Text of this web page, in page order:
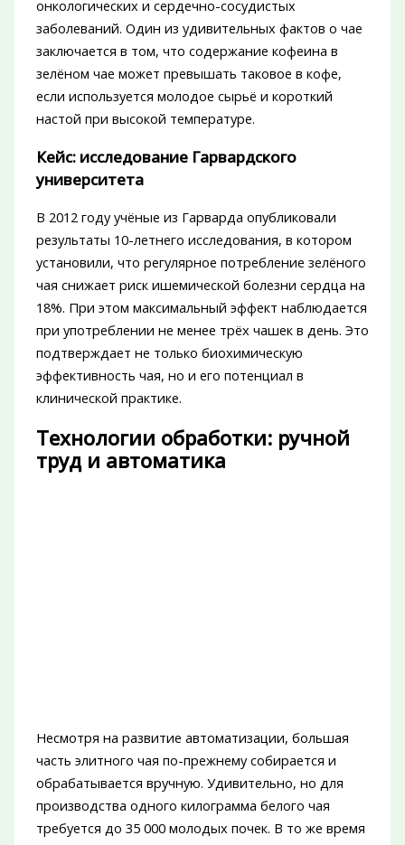
онкологических и сердечно-сосудистых
заболеваний. Один из удивительных фактов о чае
заключается в том, что содержание кофеина в
зелёном чае может превышать таковое в кофе,
если используется молодое сырьё и короткий
настой при высокой температуре.
Кейс: исследование Гарвардского
университета
В 2012 году учёные из Гарварда опубликовали
результаты 10-летнего исследования, в котором
установили, что регулярное потребление зелёного
чая снижает риск ишемической болезни сердца на
18%. При этом максимальный эффект наблюдается
при употреблении не менее трёх чашек в день. Это
подтверждает не только биохимическую
эффективность чая, но и его потенциал в
клинической практике.
Технологии обработки: ручной
труд и автоматика
Несмотря на развитие автоматизации, большая
часть элитного чая по-прежнему собирается и
обрабатывается вручную. Удивительно, но для
производства одного килограмма белого чая
требуется до 35 000 молодых почек. В то же время